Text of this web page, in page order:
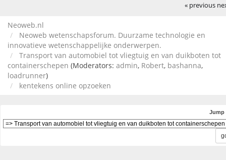
« previous
Neoweb.nl
Neoweb wetenschapsforum. Duurzame technologie en
innovatieve wetenschappelijke onderwerpen.
Transport van automobiel tot vliegtuig en van duikboten tot
containerschepen (Moderators: admin, Robert, bashanna,
loadrunner)
kentekens online opzoeken
Jump